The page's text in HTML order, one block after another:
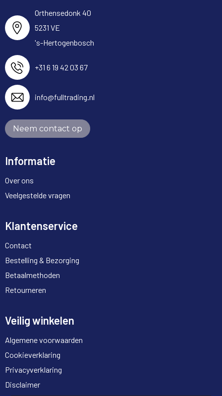
Orthensedonk 40
5231 VE
's-Hertogenbosch
+31 6 19 42 03 67
info@fulltrading.nl
Neem contact op
Informatie
Over ons
Veelgestelde vragen
Klantenservice
Contact
Bestelling & Bezorging
Betaalmethoden
Retourneren
Veilig winkelen
Algemene voorwaarden
Cookieverklaring
Privacyverklaring
Disclaimer